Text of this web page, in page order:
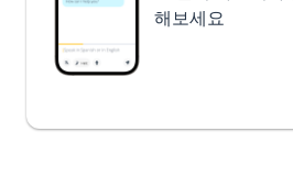
해보세요